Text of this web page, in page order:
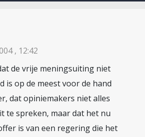
, 12:42
de vrije meningsuiting niet
is op de meest voor de hand
dat opiniemakers niet alles
te spreken, maar dat het nu
is van een regering die het